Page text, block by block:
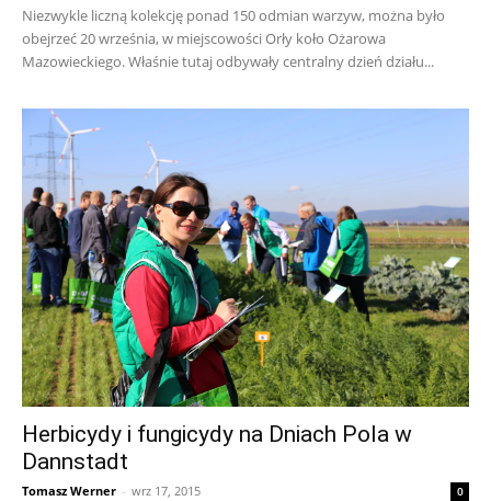
Niezwykle liczną kolekcję ponad 150 odmian warzyw, można było
obejrzeć 20 września, w miejscowości Orły koło Ożarowa
Mazowieckiego. Właśnie tutaj odbywały centralny dzień działu...
Herbicydy i fungicydy na Dniach Pola w
Dannstadt
Tomasz Werner - wrz 17, 2015 0